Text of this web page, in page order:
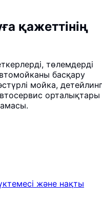
қажеттінің
төлемдерді
басқару
мойка, детейлинг
орталықтары
және нақты